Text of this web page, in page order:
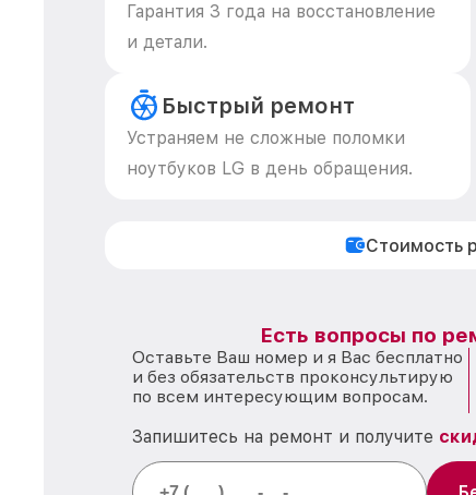
Гарантия 3 года на восстановление
и детали.
Быстрый ремонт
Устраняем не сложные поломки
ноутбуков LG в день обращения.
Стоимость
Есть вопросы по
Оставьте Ваш номер и я Вас бесплатно
и без обязательств проконсультирую
по всем интересующим вопросам.
Запишитесь на ремонт и получите